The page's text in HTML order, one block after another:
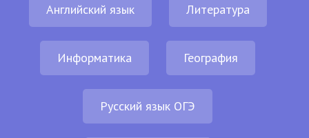
Английский язык Литература
Информатика География
Русский язык ОГЭ